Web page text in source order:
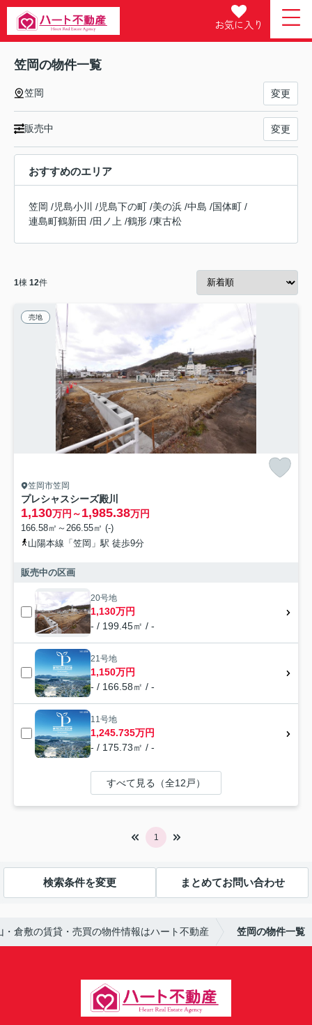
お気に入り
笠岡の物件一覧
笠岡 変更
販売中 変更
おすすめのエリア
笠岡 /児島小川 /児島下の町 /美の浜 /中島 /国体町 /
連島町鶴新田 /田ノ上 /鶴形 /東古松
1棟 12件
売地
笠岡市笠岡
プレシャスシーズ殿川
1,130万円～1,985.38万円
166.58㎡～266.55㎡ (-)
山陽本線「笠岡」駅 徒歩9分
販売中の区画
20号地
1,130万円
- / 199.45㎡ / -
21号地
1,150万円
- / 166.58㎡ / -
11号地
1,245.735万円
- / 175.73㎡ / -
すべて見る（全12戸）
1
検索条件を変更 まとめてお問い合わせ
・倉敷の賃貸・売買の物件情報はハート不動産 笠岡の物件一覧